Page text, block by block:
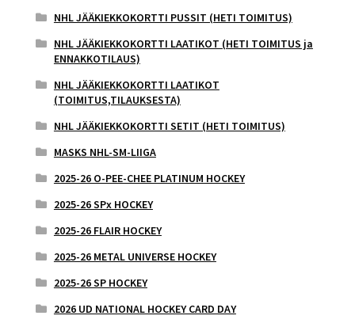
NHL JÄÄKIEKKOKORTTI PUSSIT (HETI TOIMITUS)
NHL JÄÄKIEKKOKORTTI LAATIKOT (HETI TOIMITUS ja
ENNAKKOTILAUS)
NHL JÄÄKIEKKOKORTTI LAATIKOT
(TOIMITUS,TILAUKSESTA)
NHL JÄÄKIEKKOKORTTI SETIT (HETI TOIMITUS)
MASKS NHL-SM-LIIGA
2025-26 O-PEE-CHEE PLATINUM HOCKEY
2025-26 SPx HOCKEY
2025-26 FLAIR HOCKEY
2025-26 METAL UNIVERSE HOCKEY
2025-26 SP HOCKEY
2026 UD NATIONAL HOCKEY CARD DAY